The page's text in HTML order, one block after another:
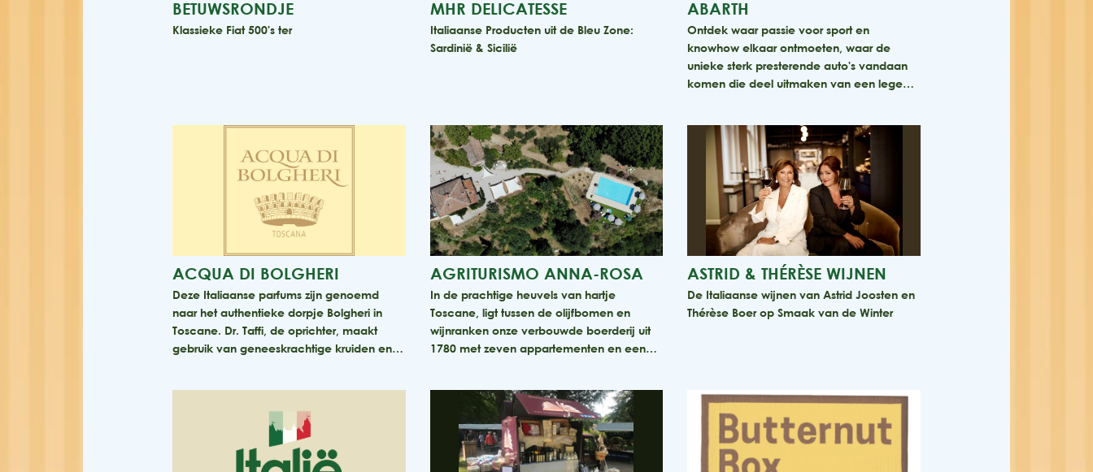
BETUWSRONDJE
Klassieke Fiat 500's ter
MHR DELICATESSE
Italiaanse Producten uit de Bleu Zone:
Sardinië & Sicilië
ABARTH
Ontdek waar passie voor sport en
knowhow elkaar ontmoeten, waar de
unieke sterk presterende auto's vandaan
komen die deel uitmaken van een lege…
ACQUA DI BOLGHERI
Deze Italiaanse parfums zijn genoemd
naar het authentieke dorpje Bolgheri in
Toscane. Dr. Taffi, de oprichter, maakt
gebruik van geneeskrachtige kruiden en…
AGRITURISMO ANNA-ROSA
In de prachtige heuvels van hartje
Toscane, ligt tussen de olijfbomen en
wijnranken onze verbouwde boerderij uit
1780 met zeven appartementen en een…
ASTRID & THÉRÈSE WIJNEN
De Italiaanse wijnen van Astrid Joosten en
Thérèse Boer op Smaak van de Winter